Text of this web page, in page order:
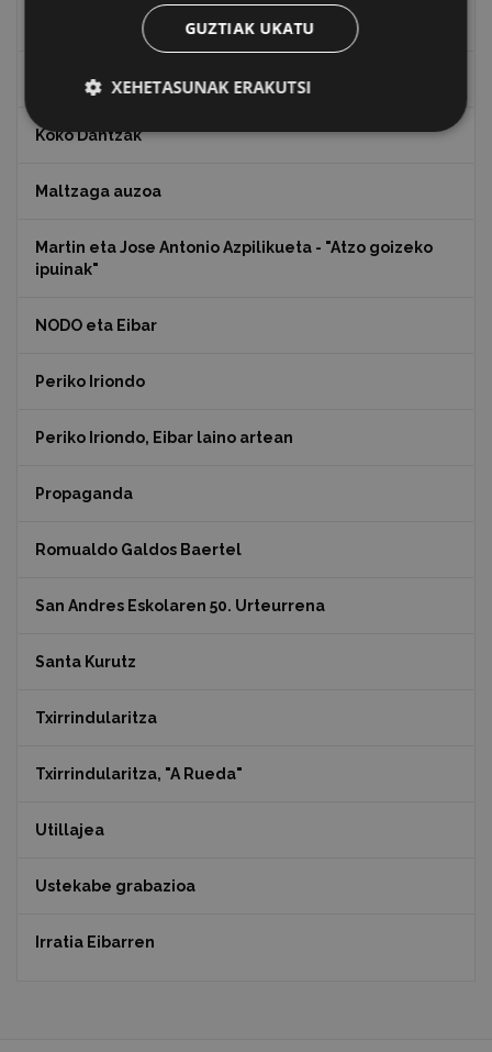
Juan Antonio Palacios HARRIA
Julen Zabaletaren marrazkiak
Koko Dantzak
Maltzaga auzoa
Martin eta Jose Antonio Azpilikueta - "Atzo goizeko
ipuinak"
NODO eta Eibar
Periko Iriondo
Periko Iriondo, Eibar laino artean
Propaganda
Romualdo Galdos Baertel
San Andres Eskolaren 50. Urteurrena
Santa Kurutz
Txirrindularitza
Txirrindularitza, "A Rueda"
Utillajea
Ustekabe grabazioa
Irratia Eibarren
GUZTIAK UKATU
XEHETASUNAK ERAKUTSI